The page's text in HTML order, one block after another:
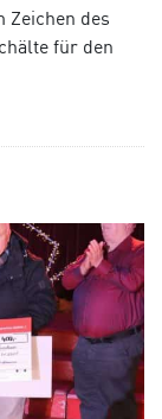
Zeichen des
für den